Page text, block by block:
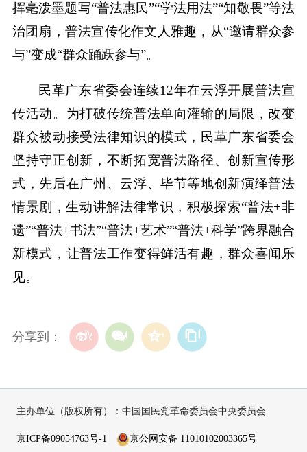
挥毫泼墨题写“普法惠民”“学法用法”“知敬畏”等法
治团扇，普法宣传化作文人雅趣，从“邀请群众参
与”变成“群众踊跃参与”。
民革广东省委会连续12年在云浮开展普法宣
传活动。为打破传统普法单向灌输的局限，改变
群众被动接受法律知识的模式，民革广东省委会
坚持守正创新，不断拓宽普法路径、创新宣传形
式，先后在广州、云浮、毕节等地创新演绎普法
情景剧，生动讲解法律常识，积极探索“普法+非
遗”“普法+书法”“普法+艺术”“普法+科学”跨界融合
新模式，让普法工作变得鲜活有趣，群众喜闻乐
见。
分享到：
主办单位（版权所有）：中国国民党革命委员会中央委员会
京ICP备09054763号-1 京公网安备 11010102003365号